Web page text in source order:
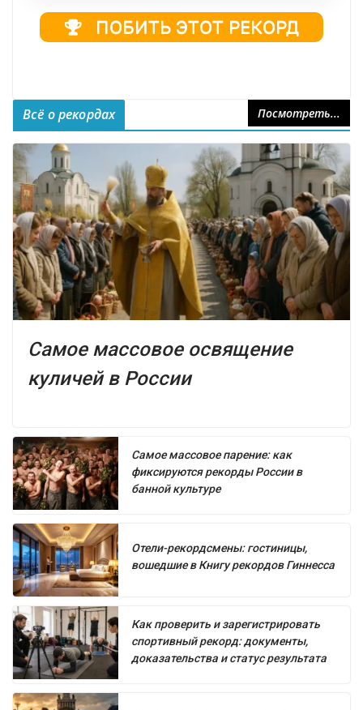
ПОБИТЬ ЭТОТ РЕКОРД
Всё о рекордах Посмотреть...
Самое массовое освящение
куличей в России
Самое массовое парение: как
фиксируются рекорды России в
банной культуре
Отели-рекордсмены: гостиницы,
вошедшие в Книгу рекордов Гиннесса
Как проверить и зарегистрировать
спортивный рекорд: документы,
доказательства и статус результата